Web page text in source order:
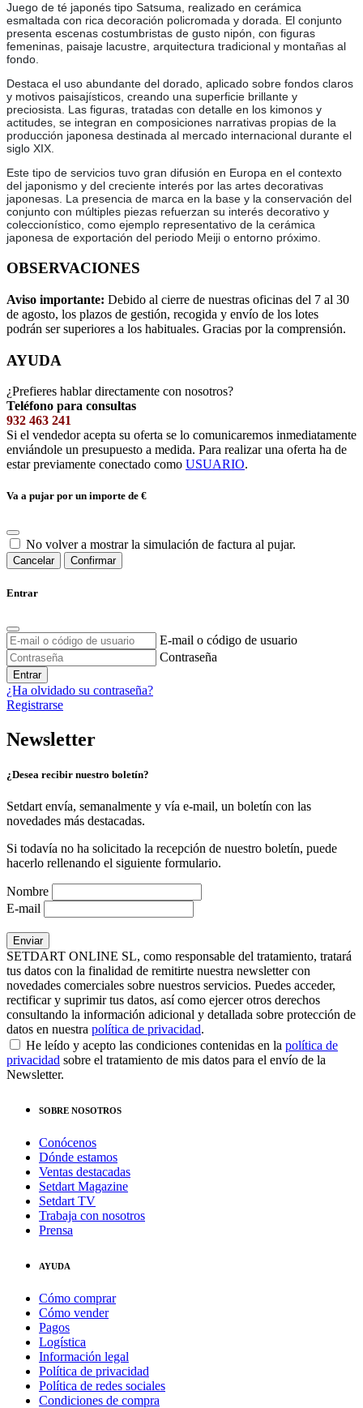
Juego de té japonés tipo Satsuma, realizado en cerámica
esmaltada con rica decoración policromada y dorada. El conjunto
presenta escenas costumbristas de gusto nipón, con figuras
femeninas, paisaje lacustre, arquitectura tradicional y montañas al
fondo.
Destaca el uso abundante del dorado, aplicado sobre fondos claros
y motivos paisajísticos, creando una superficie brillante y
preciosista. Las figuras, tratadas con detalle en los kimonos y
actitudes, se integran en composiciones narrativas propias de la
producción japonesa destinada al mercado internacional durante el
siglo XIX.
Este tipo de servicios tuvo gran difusión en Europa en el contexto
del japonismo y del creciente interés por las artes decorativas
japonesas. La presencia de marca en la base y la conservación del
conjunto con múltiples piezas refuerzan su interés decorativo y
coleccionístico, como ejemplo representativo de la cerámica
japonesa de exportación del periodo Meiji o entorno próximo.
OBSERVACIONES
Aviso importante: Debido al cierre de nuestras oficinas del 7 al 30
de agosto, los plazos de gestión, recogida y envío de los lotes
podrán ser superiores a los habituales. Gracias por la comprensión.
AYUDA
¿Prefieres hablar directamente con nosotros?
Teléfono para consultas
932 463 241
Si el vendedor acepta su oferta se lo comunicaremos inmediatamente
enviándole un presupuesto a medida. Para realizar una oferta ha de
estar previamente conectado como USUARIO.
Va a pujar por un importe de €
No volver a mostrar la simulación de factura al pujar.
Cancelar Confirmar
Entrar
E-mail o código de usuario
Contraseña
Entrar
¿Ha olvidado su contraseña?
Registrarse
Newsletter
¿Desea recibir nuestro boletín?
Setdart envía, semanalmente y vía e-mail, un boletín con las
novedades más destacadas.
Si todavía no ha solicitado la recepción de nuestro boletín, puede
hacerlo rellenando el siguiente formulario.
Nombre
E-mail
SETDART ONLINE SL, como responsable del tratamiento, tratará
tus datos con la finalidad de remitirte nuestra newsletter con
novedades comerciales sobre nuestros servicios. Puedes acceder,
rectificar y suprimir tus datos, así como ejercer otros derechos
consultando la información adicional y detallada sobre protección de
datos en nuestra política de privacidad.
He leído y acepto las condiciones contenidas en la política de
privacidad sobre el tratamiento de mis datos para el envío de la
Newsletter.
SOBRE NOSOTROS
Conócenos
Dónde estamos
Ventas destacadas
Setdart Magazine
Setdart TV
Trabaja con nosotros
Prensa
AYUDA
Cómo comprar
Cómo vender
Pagos
Logística
Información legal
Política de privacidad
Política de redes sociales
Condiciones de compra